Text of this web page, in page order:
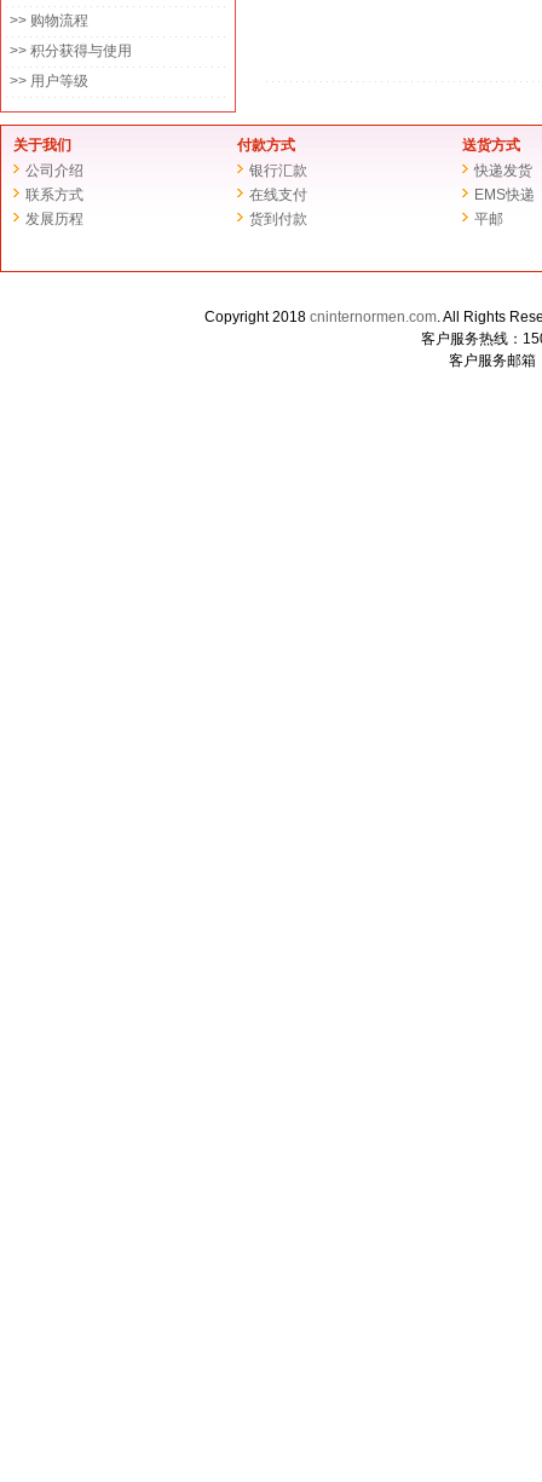
>> 购物流程
>> 积分获得与使用
>> 用户等级
关于我们
公司介绍
联系方式
发展历程
付款方式
银行汇款
在线支付
货到付款
送货方式
快递发货
EMS快递
平邮
Copyright 2018 cninternormen.com. All Rights
客户服务热线：
客户服务邮箱